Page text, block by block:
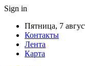
Sign in
Пятница, 7
Контакты
Лента
Карта